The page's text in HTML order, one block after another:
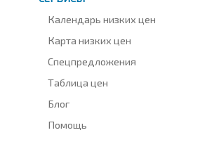
Календарь низких цен
Карта низких цен
Спецпредложения
Таблица цен
Блог
Помощь